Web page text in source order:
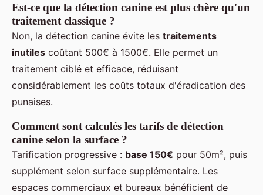
Est-ce que la détection canine est plus chère qu'un
traitement classique ?
Non, la détection canine évite les traitements
inutiles coûtant 500€ à 1500€. Elle permet un
traitement ciblé et efficace, réduisant
considérablement les coûts totaux d'éradication des
punaises.
Comment sont calculés les tarifs de détection
canine selon la surface ?
Tarification progressive : base 150€ pour 50m², puis
supplément selon surface supplémentaire. Les
espaces commerciaux et bureaux bénéficient de